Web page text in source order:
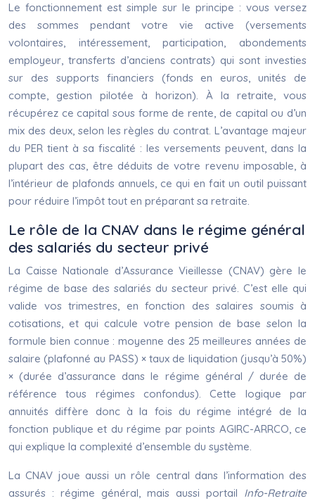
Le fonctionnement est simple sur le principe : vous versez
des sommes pendant votre vie active (versements
volontaires, intéressement, participation, abondements
employeur, transferts d’anciens contrats) qui sont investies
sur des supports financiers (fonds en euros, unités de
compte, gestion pilotée à horizon). À la retraite, vous
récupérez ce capital sous forme de rente, de capital ou d’un
mix des deux, selon les règles du contrat. L’avantage majeur
du PER tient à sa fiscalité : les versements peuvent, dans la
plupart des cas, être déduits de votre revenu imposable, à
l’intérieur de plafonds annuels, ce qui en fait un outil puissant
pour réduire l’impôt tout en préparant sa retraite.
Le rôle de la CNAV dans le régime général
des salariés du secteur privé
La Caisse Nationale d’Assurance Vieillesse (CNAV) gère le
régime de base des salariés du secteur privé. C’est elle qui
valide vos trimestres, en fonction des salaires soumis à
cotisations, et qui calcule votre pension de base selon la
formule bien connue : moyenne des 25 meilleures années de
salaire (plafonné au PASS) × taux de liquidation (jusqu’à 50%)
× (durée d’assurance dans le régime général / durée de
référence tous régimes confondus). Cette logique par
annuités diffère donc à la fois du régime intégré de la
fonction publique et du régime par points AGIRC-ARRCO, ce
qui explique la complexité d’ensemble du système.
La CNAV joue aussi un rôle central dans l’information des
assurés : régime général, mais aussi portail Info-Retraite